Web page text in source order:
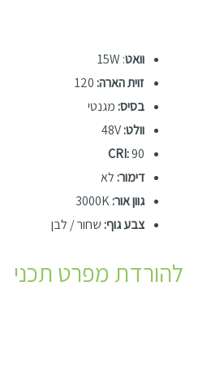
וואט: 15W
זוית הארה: 120
בסיס: מגנטי
וולט:48V
CRI:90
דימור: לא
גוון אור:
צבע גוף: שחור / לבן
להורדת מפרט תכני